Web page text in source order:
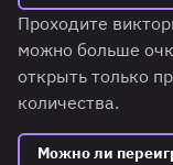
Проходите
можно больше
открыть только
количества.
Можно ли